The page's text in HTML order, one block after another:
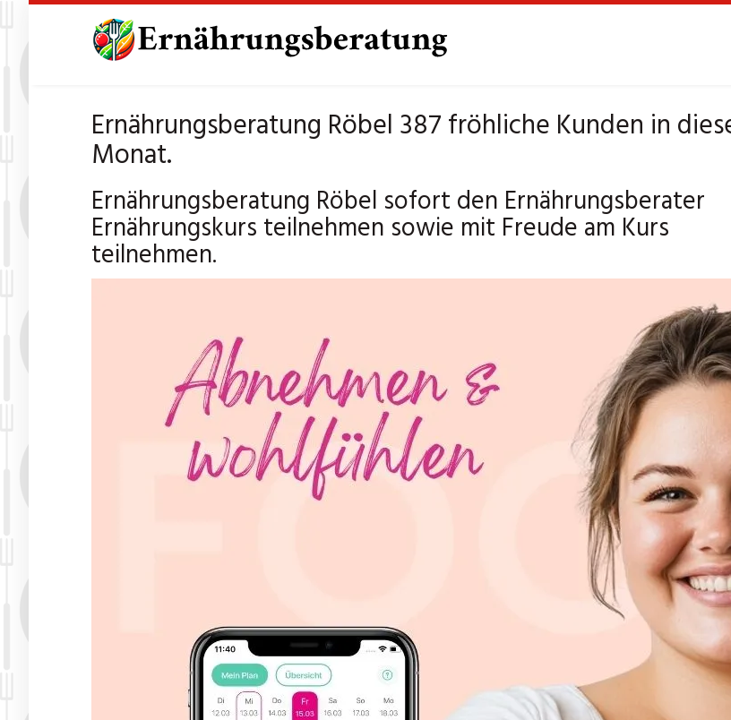
Ernährungsberatung Röbel 387 fröhliche Kunden in
Monat.
Ernährungsberatung Röbel sofort den Ernährungsberater
Ernährungskurs teilnehmen sowie mit Freude am Kurs
teilnehmen.